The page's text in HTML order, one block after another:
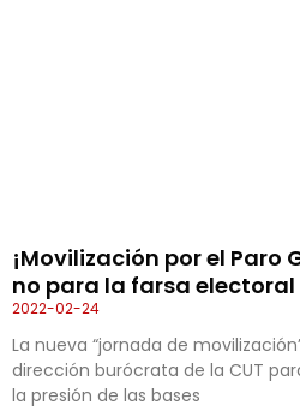
¡Movilización por el Paro
no para la farsa
2022-02-24
La nueva “jornada de
dirección burócrata de la CUT
la presión de las bases